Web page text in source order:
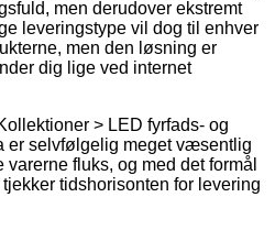
men derudover ekstremt
leveringstype vil dog til enhver
men den løsning er
dig lige ved internet
> LED fyrfads- og
er selvfølgelig meget væsentlig
fluks, og med det formål
tidshorisonten for levering